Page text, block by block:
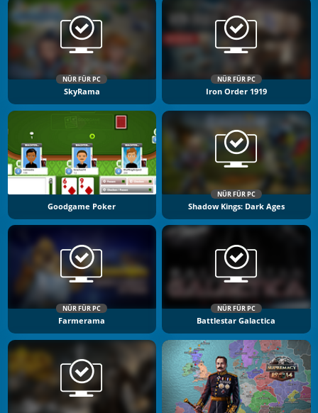
NÜR FÜR PC
SkyRama
NÜR FÜR PC
Iron Order 1919
Goodgame Poker
NÜR FÜR PC
Shadow Kings: Dark Ages
NÜR FÜR PC
Farmerama
NÜR FÜR PC
Battlestar Galactica